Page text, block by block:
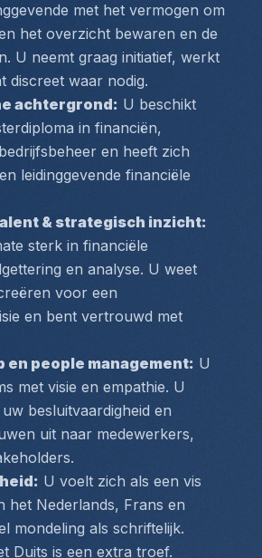
met het vermogen om
het overzicht bewaren en de
U neemt graag initiatief, werkt
discreet waar nodig.
achtergrond: U beschikt
in financiën,
en heeft zich
leidinggevende financiële
& strategisch inzicht:
sterk in financiële
en analyse. U weet
voor een
en bent vertrouwd met
en people management: U
met visie en empathie. U
besluitvaardigheid en
uit naar medewerkers,
U voelt zich als een vis
het Nederlands, Frans en
mondeling als schriftelijk.
Duits is een extra troef.